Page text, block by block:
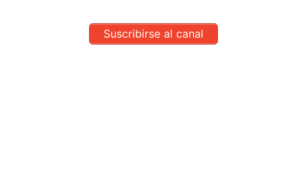
Suscribirse al canal